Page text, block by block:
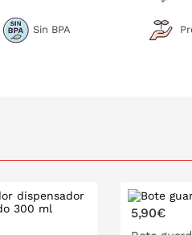
Sin BPA
5,90€